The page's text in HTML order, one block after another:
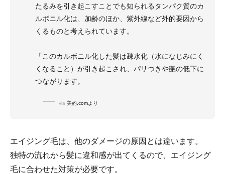
たるみを引き起こすことでも知られるタンパク質のカ
ルボニル化は、加齢のほか、紫外線など外的要因から
くるものと考えられています。
「このカルボニル化した髪は疎水化（水になじみにく
くなること）が引き起こされ、パサつきや艶の低下に
つながります。
via 美的.comより
エイジング毛は、他のダメージの原因とは違います。
独特の流れから髪に違和感が出てくるので、エイジング
毛に合わせた対策が必要です。